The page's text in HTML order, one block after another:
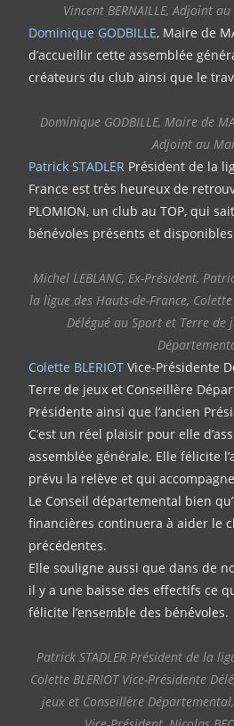
Vincent BERNAILLE, Adjoint
Dominique GODBILLE, Maire de
d’accueillir cette assemblée
créateurs du club ainsi que le
Dominique GODBILLE, Maire de
Adjoint au
Patrick STADLER Président de la
France est très heureux de
PLOMION, un club au TOP, qui
bénévoles présents et
Michel LEBLANC, Ex-Président,
la ligue des Hauts-de-France, Colette
Délégué au Sport et Terre de
Colette BLERIOT Vice-Présidente
Terre de jeux et Conseillère
Présidente ainsi que l’ancien
C’est un réel plaisir pour elle
assemblée générale. Elle félicite
prévu la relève et qui
Le Conseil départemental bien
financières continuera à aider le
précédentes.
Elle souligne aussi que dans de
il y a une baisse des effectifs ce
félicite l’ensemble des bénévoles.
Patrick STADLER Président de la
Colette BLERIOT Vice-Présidente
jeux et Conseillère Départemental,